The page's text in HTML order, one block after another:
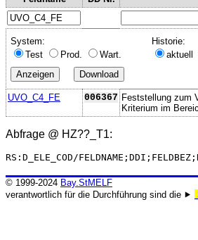
System:
Test
Prod. Wart.
Historie:
aktuell
UVO_C4_FE 006367 Feststellung zum
Kriterium im
Abfrage @ HZ??_T1:
RS:D_ELE_COD/
© 1999-2024 Bay.StMELF
verantwortlich für die Durchführung sind die ⯈